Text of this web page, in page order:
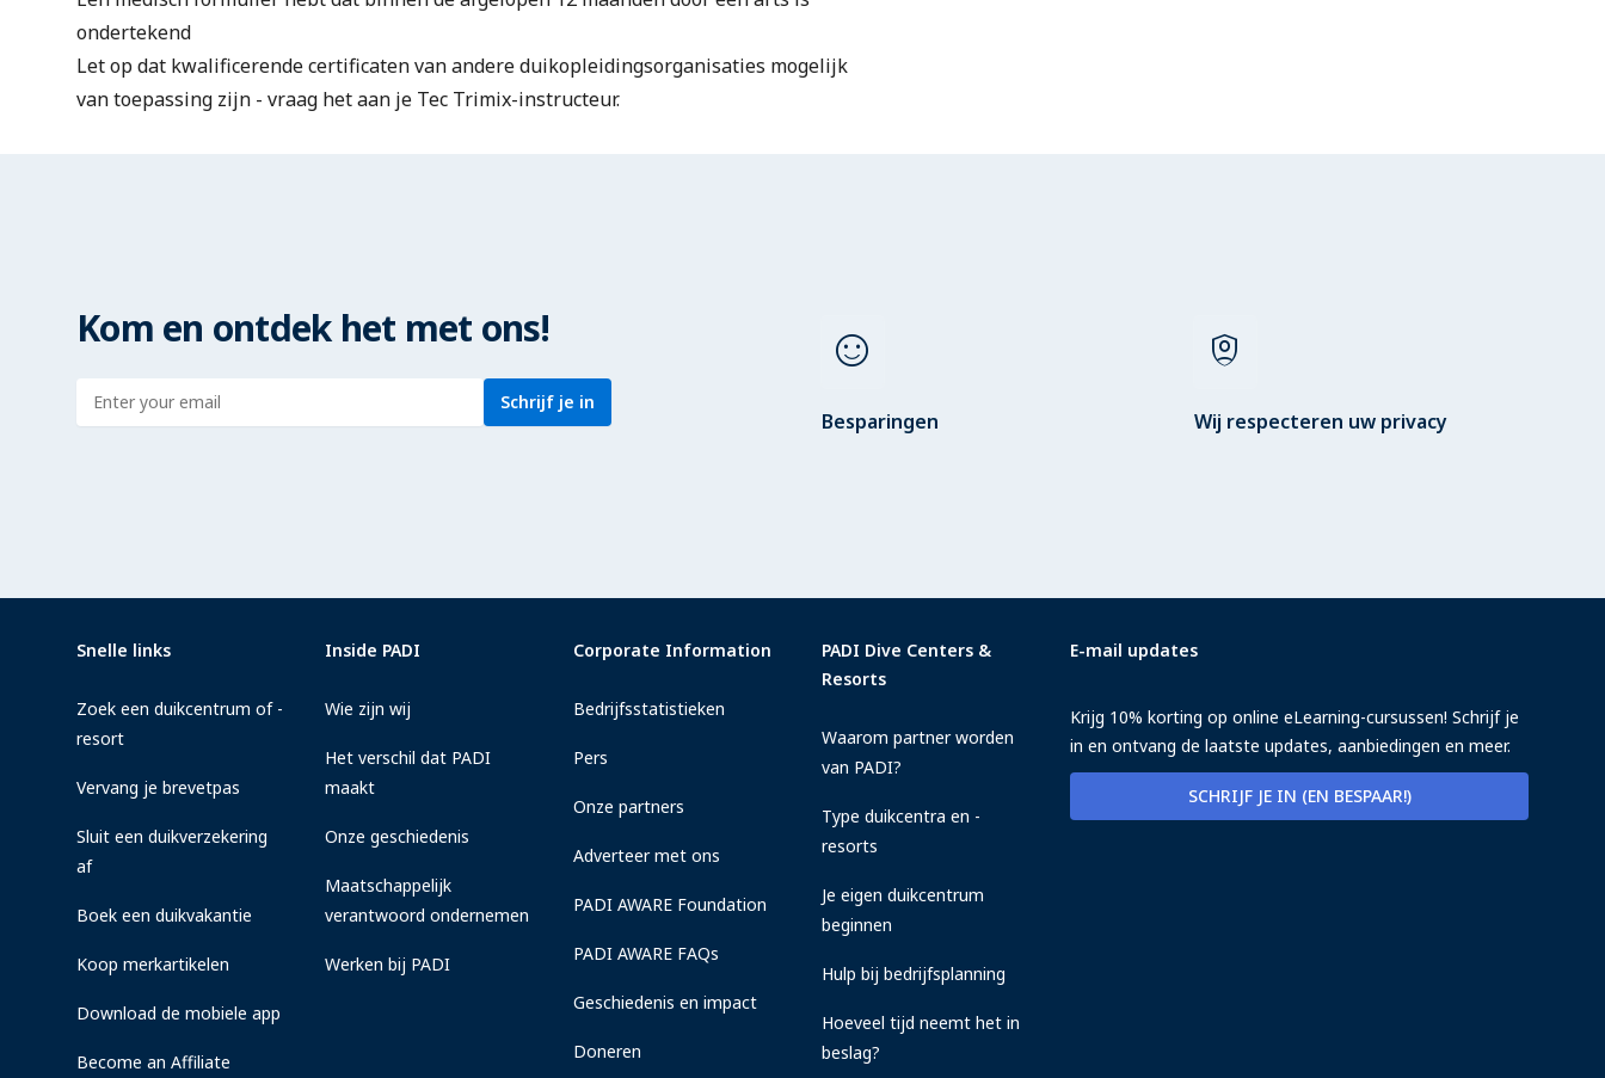
ondertekend
Let op dat kwalificerende certificaten van andere duikopleidingsorganisaties mogelijk
van toepassing zijn - vraag het aan je Tec Trimix-instructeur.
Kom en ontdek het met ons!
Enter address Schrijf je in
sentiment_satisfied
Besparingen
shield_person
Wij respecteren uw privacy
Snelle links
Zoek een duikcentrum of -
resort
Vervang je brevetpas
Sluit een duikverzekering
af
Boek een duikvakantie
Koop merkartikelen
Download de mobiele app
Become an Affiliate
Inside PADI
Wie zijn wij
Het verschil dat PADI
maakt
Onze geschiedenis
Maatschappelijk
verantwoord ondernemen
Werken bij PADI
Corporate Information
Bedrijfsstatistieken
Pers
Onze partners
Adverteer met ons
PADI AWARE Foundation
PADI AWARE FAQs
Geschiedenis en impact
Doneren
PADI Dive Centers &
Resorts
Waarom partner worden
van PADI?
Type duikcentra en -
resorts
Je eigen duikcentrum
beginnen
Hulp bij bedrijfsplanning
Hoeveel tijd neemt het in
beslag?
E-mail updates
Krijg 10% korting op online eLearning-cursussen! Schrijf je
in en ontvang de laatste updates, aanbiedingen en meer.
SCHRIJF JE IN (EN BESPAAR!)